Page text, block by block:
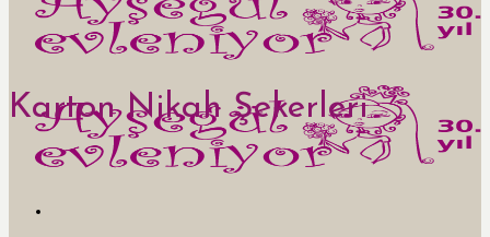
Karton Nikah Şekerleri